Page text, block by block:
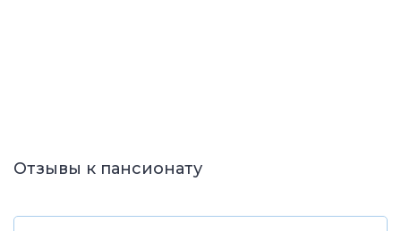
Отзывы к пансионату